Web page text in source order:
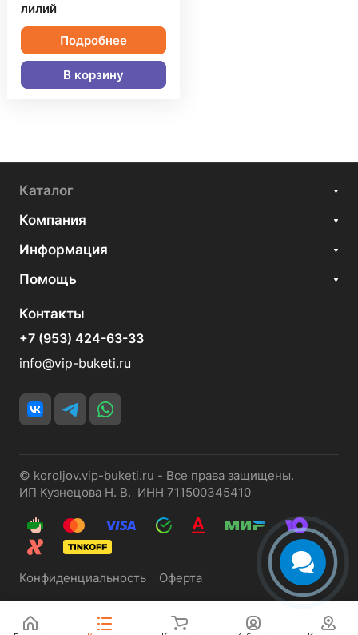
лилий
Подробнее
В корзину
Каталог
Компания
Информация
Помощь
Контакты
+7 (953) 424-63-33
info@vip-buketi.ru
© koroljov.vip-buketi.ru - Все права защищены.
ИП Кузнецова Н. В. ИНН 711500345410
Конфиденциальность Оферта